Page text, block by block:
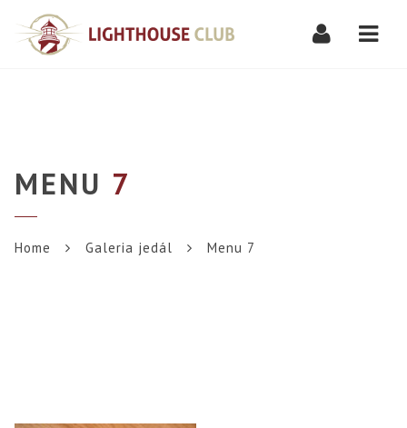
MENU 7
Home Galeria jedál Menu 7